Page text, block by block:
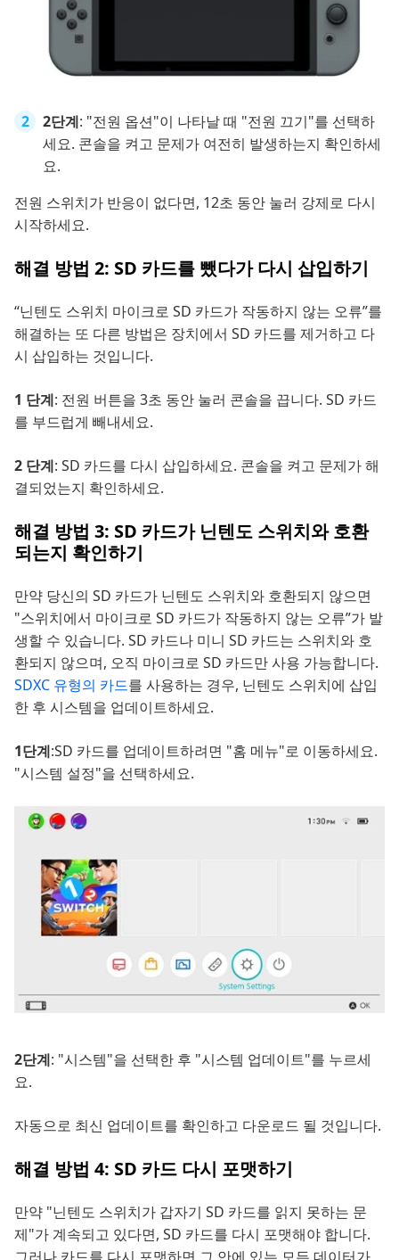
2단계: "전원 옵션"이 나타날 때 "전원 끄기"를 선택하
세요. 콘솔을 켜고 문제가 여전히 발생하는지 확인하세
요.
전원 스위치가 반응이 없다면, 12초 동안 눌러 강제로 다시
시작하세요.
해결 방법 2: SD 카드를 뺐다가 다시 삽입하기
“닌텐도 스위치 마이크로 SD 카드가 작동하지 않는 오류”를
해결하는 또 다른 방법은 장치에서 SD 카드를 제거하고 다
시 삽입하는 것입니다.
1 단계: 전원 버튼을 3초 동안 눌러 콘솔을 끕니다. SD 카드
를 부드럽게 빼내세요.
2 단계: SD 카드를 다시 삽입하세요. 콘솔을 켜고 문제가 해
결되었는지 확인하세요.
해결 방법 3: SD 카드가 닌텐도 스위치와 호환
되는지 확인하기
만약 당신의 SD 카드가 닌텐도 스위치와 호환되지 않으면
"스위치에서 마이크로 SD 카드가 작동하지 않는 오류”가 발
생할 수 있습니다. SD 카드나 미니 SD 카드는 스위치와 호
환되지 않으며, 오직 마이크로 SD 카드만 사용 가능합니다.
SDXC 유형의 카드를 사용하는 경우, 닌텐도 스위치에 삽입
한 후 시스템을 업데이트하세요.
1단계:SD 카드를 업데이트하려면 "홈 메뉴"로 이동하세요.
"시스템 설정"을 선택하세요.
2단계: "시스템"을 선택한 후 "시스템 업데이트"를 누르세
요.
자동으로 최신 업데이트를 확인하고 다운로드 될 것입니다.
해결 방법 4: SD 카드 다시 포맷하기
만약 "닌텐도 스위치가 갑자기 SD 카드를 읽지 못하는 문
제"가 계속되고 있다면, SD 카드를 다시 포맷해야 합니다.